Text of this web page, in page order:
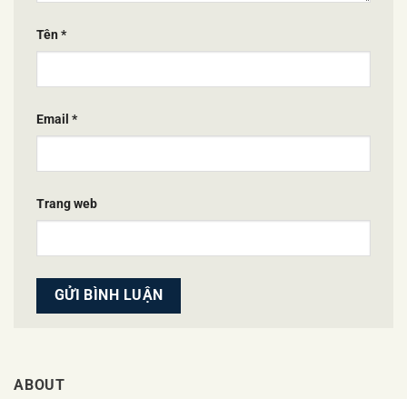
Tên *
Email *
Trang web
ABOUT